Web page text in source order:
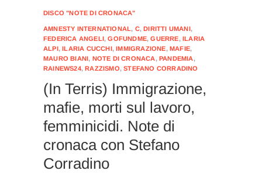
DISCO "NOTE DI CRONACA"
AMNESTY INTERNATIONAL, C,DIRITTI UMANI,
FEDERICA ANGELI,GOFUNDME,GUERRE,ILARIA
ALPI,ILARIA CUCCHI,IMMIGRAZIONE,MAFIE,
MAURO BIANI, NOTE DI CRONACA,PANDEMIA,
RAINEWS24,RAZZISMO,STEFANO CORRADINO
(In Terris) Immigrazione,
mafie, morti sul lavoro,
femminicidi. Note di
cronaca con Stefano
Corradino